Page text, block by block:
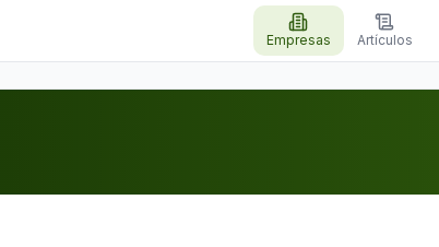
Empresas Artículos